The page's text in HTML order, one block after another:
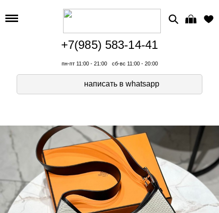
+7(985) 583-14-41
пн-пт 11:00 - 21:00 сб-вс 11:00 - 20:00
написать в whatsapp